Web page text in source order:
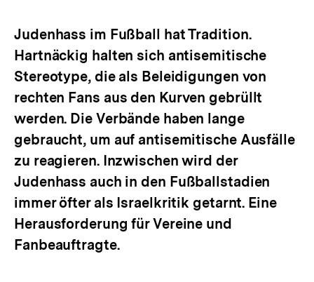
Judenhass im Fußball hat Tradition.
Hartnäckig halten sich antisemitische
Stereotype, die als Beleidigungen von
rechten Fans aus den Kurven gebrüllt
werden. Die Verbände haben lange
gebraucht, um auf antisemitische Ausfälle
zu reagieren. Inzwischen wird der
Judenhass auch in den Fußballstadien
immer öfter als Israelkritik getarnt. Eine
Herausforderung für Vereine und
Fanbeauftragte.